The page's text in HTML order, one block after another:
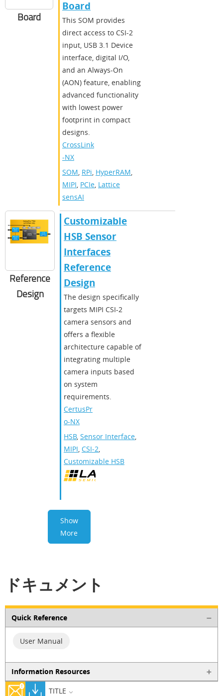
Board
Board
This SOM provides
direct access to CSI-2
input, USB 3.1 Device
interface, digital I/O,
and an Always-On
(AON) feature, enabling
advanced functionality
with lowest power
footprint in compact
designs.
CrossLink
-NX
SOM, RPi, HyperRAM,
MIPI, PCIe, Lattice
sensAI
Reference
Design
Customizable
HSB Sensor
Interfaces
Reference
Design
The design specifically
targets MIPI CSI-2
camera sensors and
offers a flexible
architecture capable of
integrating multiple
camera inputs based
on system
requirements.
CertusPr
o-NX
HSB, Sensor Interface,
MIPI, CSI-2,
Customizable HSB
Show
More
ドキュメント
Quick Reference
User Manual
Information Resources
TITLE